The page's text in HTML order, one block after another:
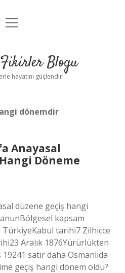
Anasayfa
Uyarı
menüyü
Fikirler Blogu
hayatını güçlendir!
dönemdir
Anayasal
Döneme
düzene geçiş hangi
kapsam
tarihi7 Zilhicce
Aralık 1876Yürürlükten
satır daha Osmanlıda
geçiş hangi dönem oldu?